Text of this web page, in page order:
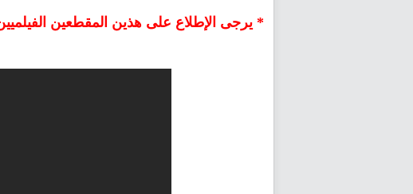
* يرجى الإطلاع على هذين المقطعين